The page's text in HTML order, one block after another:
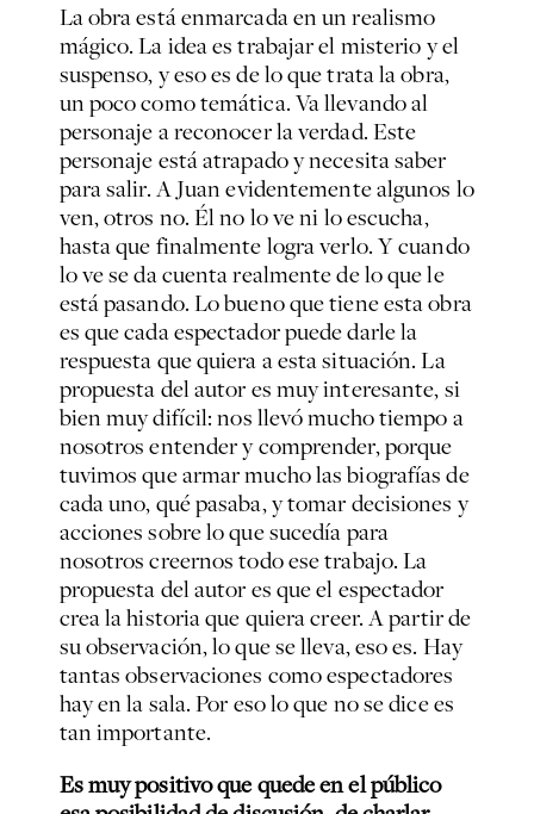
La obra está enmarcada en un realismo
mágico. La idea es trabajar el misterio y el
suspenso, y eso es de lo que trata la obra,
un poco como temática. Va llevando al
personaje a reconocer la verdad. Este
personaje está atrapado y necesita saber
para salir. A Juan evidentemente algunos lo
ven, otros no. Él no lo ve ni lo escucha,
hasta que finalmente logra verlo. Y cuando
lo ve se da cuenta realmente de lo que le
está pasando. Lo bueno que tiene esta obra
es que cada espectador puede darle la
respuesta que quiera a esta situación. La
propuesta del autor es muy interesante, si
bien muy difícil: nos llevó mucho tiempo a
nosotros entender y comprender, porque
tuvimos que armar mucho las biografías de
cada uno, qué pasaba, y tomar decisiones y
acciones sobre lo que sucedía para
nosotros creernos todo ese trabajo. La
propuesta del autor es que el espectador
crea la historia que quiera creer. A partir de
su observación, lo que se lleva, eso es. Hay
tantas observaciones como espectadores
hay en la sala. Por eso lo que no se dice es
tan importante.
Es muy positivo que quede en el público